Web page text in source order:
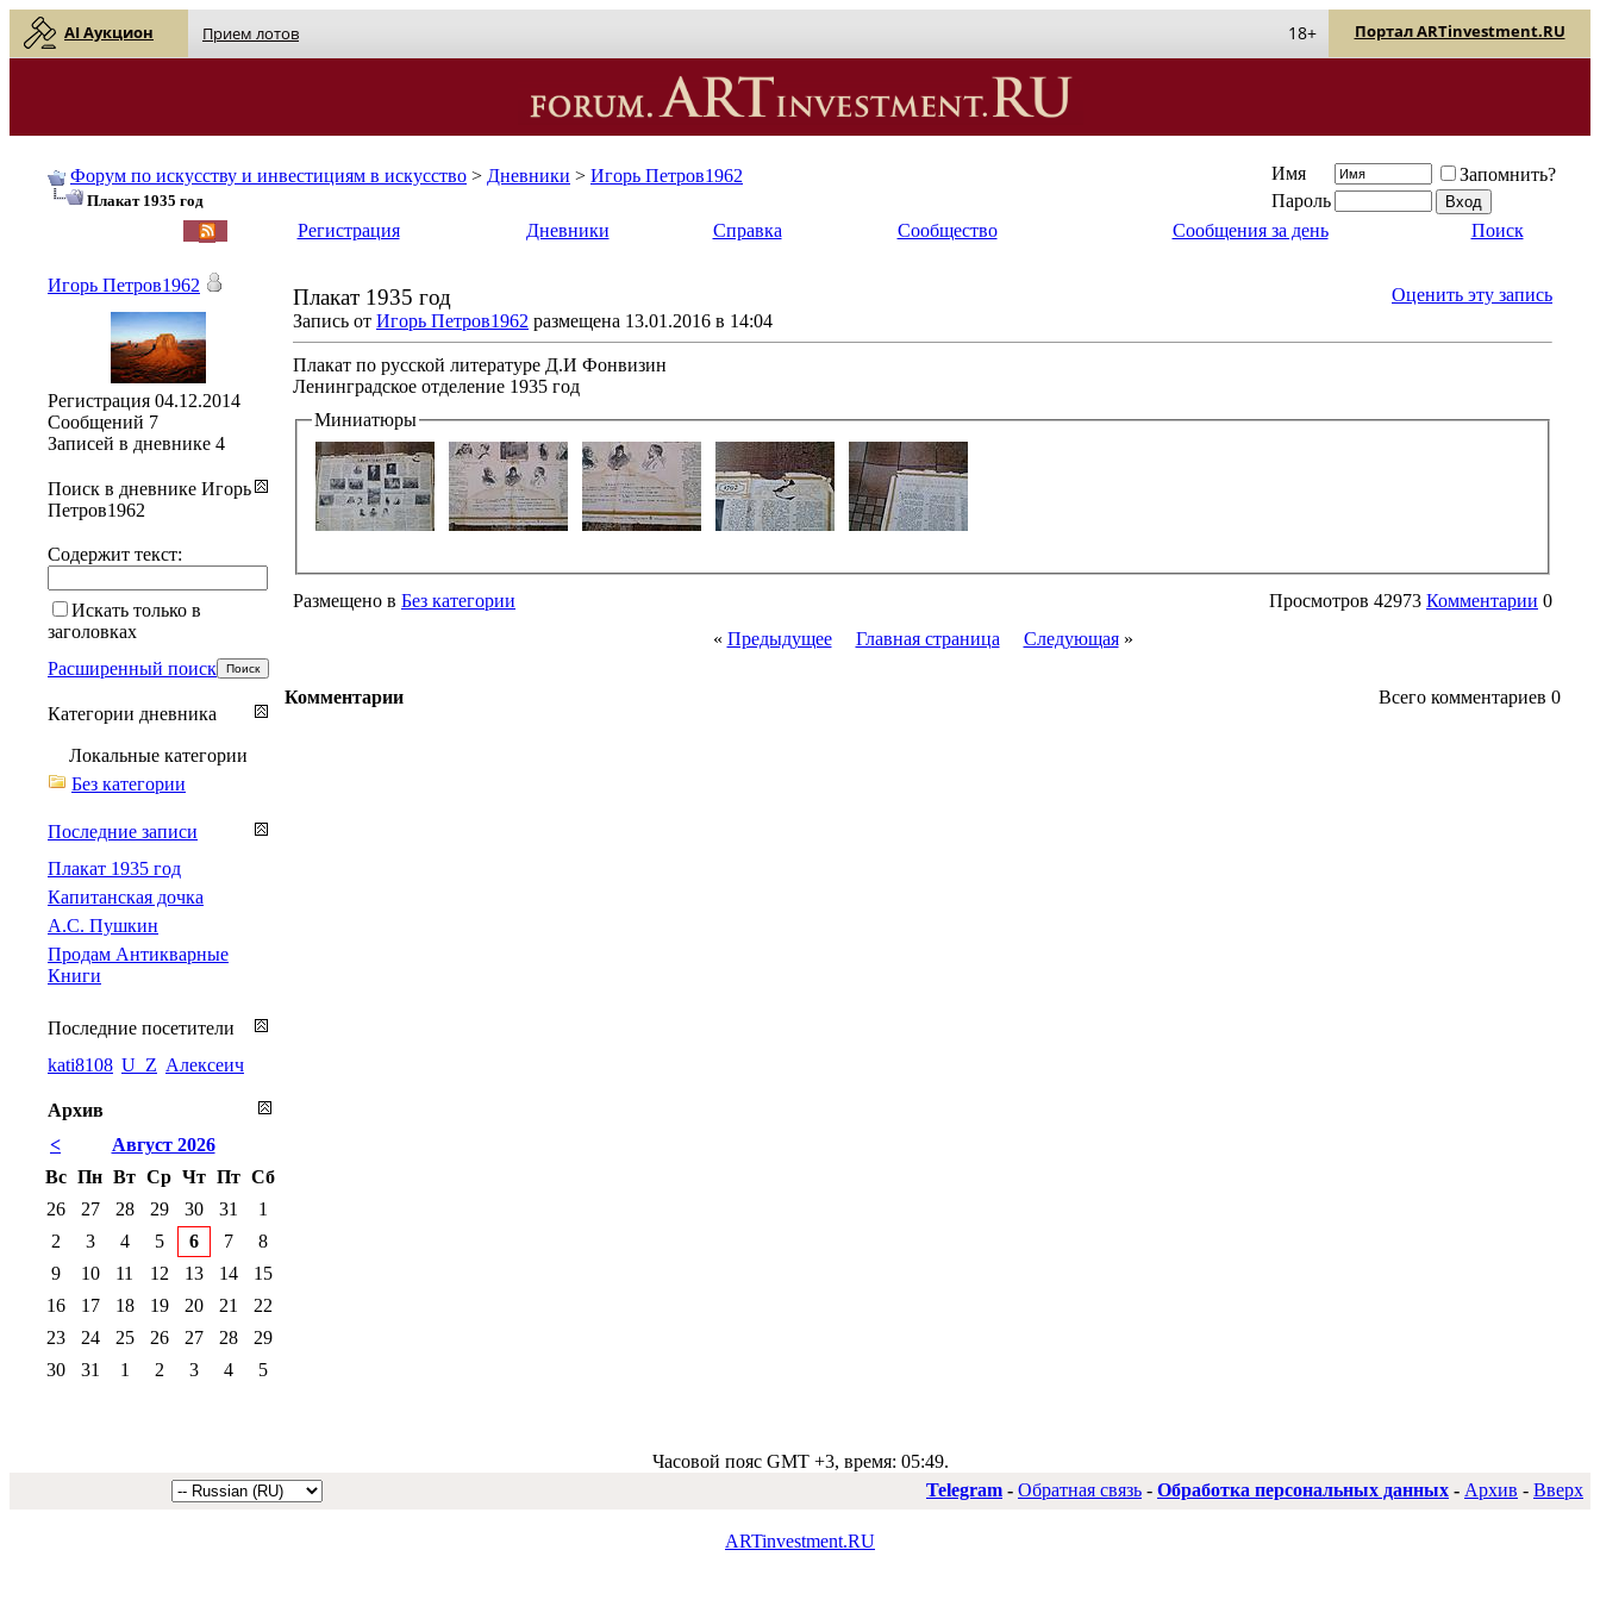
AI Аукцион Прием лотов Портал ARTinvestment.RU
18+
Форум по искусству и инвестициям в искусство > Дневники > Игорь Петров1962
Плакат 1935 год
Имя
Запомнить?
Пароль
Регистрация Дневники Справка Сообщество Сообщения за день Поиск
Оценить эту запись
Плакат 1935 год
Запись от Игорь Петров1962 размещена 13.01.2016 в 14:04
Плакат по русской литературе Д.И Фонвизин
Ленинградское отделение 1935 год
Миниатюры
Размещено в Без категории Просмотров 42973 Комментарии 0
« Предыдущее Главная страница Следующая»
Всего комментариев 0
Комментарии
Игорь Петров1962
Регистрация 04.12.2014
Сообщений 7
Записей в дневнике 4
Поиск в дневнике Игорь
Петров1962
Содержит текст:
Искать только в
заголовках
Расширенный поиск
Категории дневника
Локальные категории
Без категории
Последние записи
Плакат 1935 год
Капитанская дочка
А.С. Пушкин
Продам Антикварные
Книги
Последние посетители
kati8108 U_Z Алексеич
Архив
<
Август 2026
Вс Пн Вт Ср Чт Пт Сб
26
27 28 29 30 31
1
2
3 4 5 6 7
8
9
10 11 12 13 14
15
16
17 18 19 20 21
22
23
24 25 26 27 28
29
30
31 1 2 3 4 5
Часовой пояс GMT +3, время: 05:49.
Telegram - Обратная связь - Обработка персональных данных - Архив - Вверх
ARTinvestment.RU